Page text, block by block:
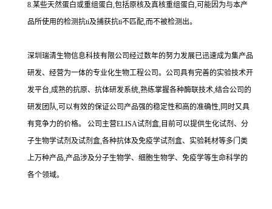
8.某些天然蛋白或重组蛋白,包括原核及真核重组蛋白,可能因为与本产
品所使用的检测抗ti及捕获抗ti不匹配,而不被检测出。
深圳瑞清生物信息科技有限公司经过数年的努力发展已迅速成为集产品
研发、经营为一体的专业化生物工程公司。公司具有完善的实验技术开
发平台,成熟的抗原、抗体研发系统,熟练掌握各种酶联技术,结合公司的
研发团队,可以有效的保证公司产品强的稳定性和高的准确性,同时又具
有竞争力的价格。
公司主营ELISA试剂盒,目前可以提供生化试剂、分
子生物学试剂及试剂盒,各种抗体及免疫学试剂盒、实验耗材等多门类
上万种产品,产品涉及分子生物学、细胞生物学、免疫学等生命科学的
各个领域。